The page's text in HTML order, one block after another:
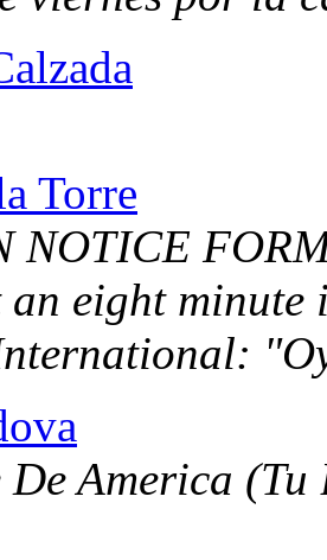
Torre
NOTICE
an eight
De America